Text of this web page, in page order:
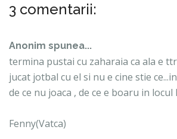
3 comentarii:
Anonim spunea...
termina pustai cu zaharaia ca ala e
jucat jotbal cu el si nu e cine stie
de ce nu joaca , de ce e boaru in locul
Fenny(Vatca)